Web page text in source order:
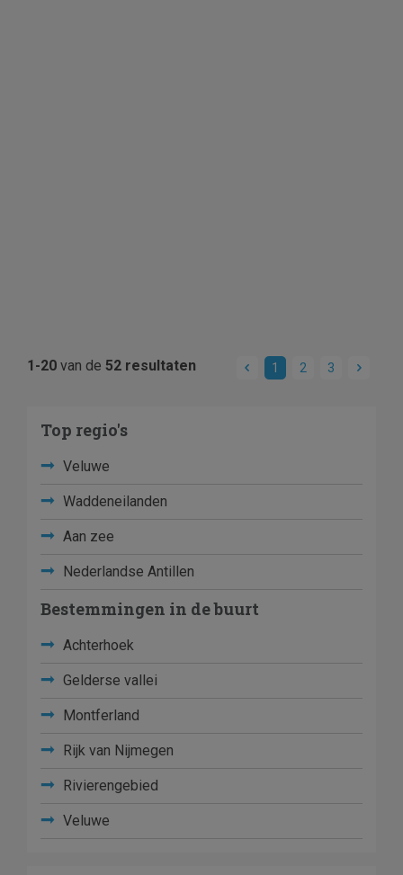
1-20 van de 52 resultaten 1 2 3
Top regio's
Veluwe
Waddeneilanden
Aan zee
Nederlandse Antillen
Bestemmingen in de buurt
Achterhoek
Gelderse vallei
Montferland
Rijk van Nijmegen
Rivierengebied
Veluwe